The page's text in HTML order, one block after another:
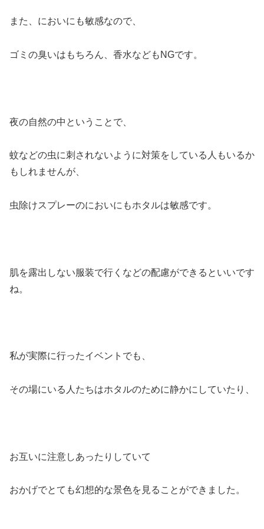
また、においにも敏感なので、
ゴミの臭いはもちろん、香水などもNGです。
夜の自然の中ということで、
蚊などの虫に刺されないように対策をしている人もいるか
もしれませんが、
虫除けスプレーのにおいにもホタルは敏感です。
肌を露出しない服装で行くなどの配慮ができるといいです
ね。
私が実際に行ったイベントでも、
その場にいる人たちはホタルのために静かにしていたり、
お互いに注意しあったりしていて
おかげでとても幻想的な景色を見ることができました。